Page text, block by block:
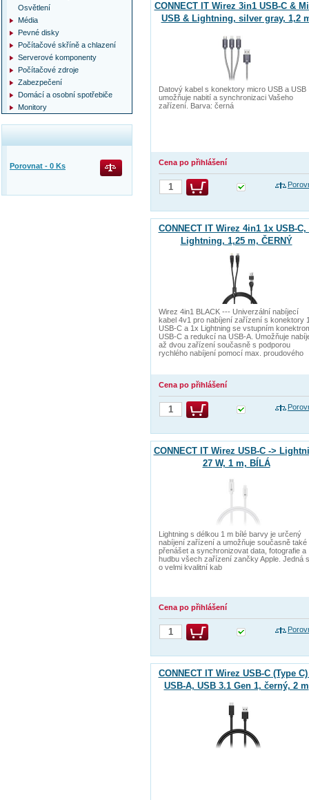
CONNECT IT Wirez 3in1 USB-C &
USB & Lightning, silver gray, 1,2
Datový kabel s konektory micro USB a USB
umožňuje nabití a synchronizaci Vašeho
zařízení. Barva: černá
Cena po přihlášení
CONNECT IT Wirez 4in1 1x USB-C,
Lightning, 1,25 m, ČERNÝ
Wirez 4in1 BLACK --- Univerzální nabíjecí
kabel 4v1 pro nabíjení zařízení s konektory
USB-C a 1x Lightning se vstupním
USB-C a redukcí na USB-A. Umožňuje
až dvou zařízení současně s podporou
rychlého nabíjení pomocí max. proudového
Cena po přihlášení
CONNECT IT Wirez USB-C ->
27 W, 1 m, BÍLÁ
Lightning s délkou 1 m bílé barvy je určený
nabíjení zařízení a umožňuje současně také
přenášet a synchronizovat data, fotografie a
hudbu všech zařízení zančky Apple. Jedná
o velmi kvalitní kab
Cena po přihlášení
CONNECT IT Wirez USB-C (Type
USB-A, USB 3.1 Gen 1, černý, 2 m
Osvětlení
Média
Pevné disky
Počítačové skříně a chlazení
Serverové komponenty
Počítačové zdroje
Zabezpečení
Domácí a osobní spotřebiče
Monitory
Porovnat - 0 Ks